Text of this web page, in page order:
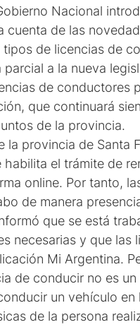
Nacional
cuenta de las
de licencias de
a la nueva
de
que continuará
de la provincia.
la provincia de
el trámite de
online. Por tanto,
de manera
que se está
necesarias y que
Mi Argentina.
de conducir no es
un vehículo
de la persona